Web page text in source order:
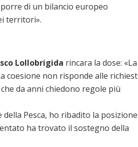
di un bilancio europeo
territori».
Lollobrigida rincara la dose: «La
coesione non risponde alle
da anni chiedono regole più
Pesca, ho ribadito la posizione
ha trovato il sostegno della